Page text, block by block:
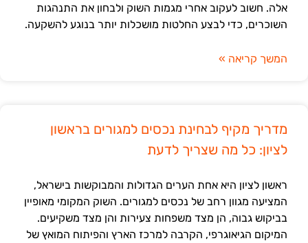
אלה. חשוב לעקוב אחרי מגמות השוק ולבחון את התנהגות
השוכרים, כדי לבצע החלטות מושכלות יותר בנוגע להשקעה.
המשך קריאה »
מדריך מקיף לבחינת נכסים למגורים בראשון
לציון: כל מה שצריך לדעת
ראשון לציון היא אחת הערים הגדולות והמבוקשות בישראל,
המציעה מגוון רחב של נכסים למגורים. השוק המקומי מאופיין
בביקוש גבוה, הן מצד משפחות צעירות והן מצד משקיעים.
המיקום הגיאוגרפי, הקרבה למרכז הארץ והפיתוח המואץ של